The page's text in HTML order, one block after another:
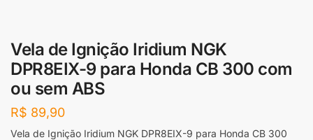
Vela de Ignição Iridium NGK
DPR8EIX-9 para Honda CB 300 com
ou sem ABS
R$ 89,90
Vela de Ignição Iridium NGK DPR8EIX-9 para Honda CB 300